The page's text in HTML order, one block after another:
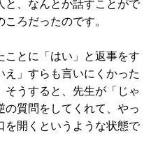
ろだったのです。
とに「はい」と返事をす
」すらも言いにくかった
うすると、先生が「じゃ
質問をしてくれて、やっ
を開くというような状態で